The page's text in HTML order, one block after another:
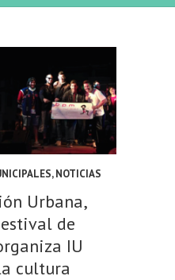
,NOTICIAS
Urbana,
de
IU
cultura